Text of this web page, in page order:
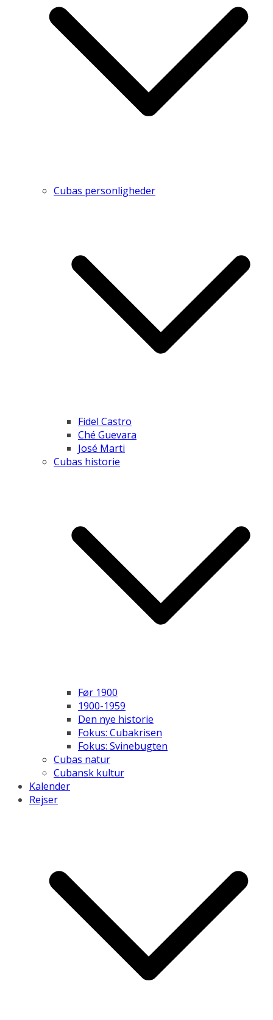
Cubas personligheder
Fidel Castro
Ché Guevara
José Marti
Cubas historie
Før 1900
1900-1959
Den nye historie
Fokus: Cubakrisen
Fokus: Svinebugten
Cubas natur
Cubansk kultur
Kalender
Rejser